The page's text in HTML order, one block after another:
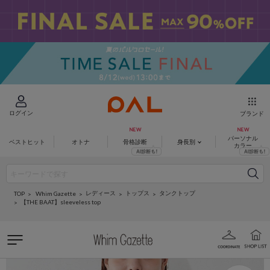
ログイン ブランド
ベストヒット オトナ 骨格診断 身長別
パーソナル
カラー
TOP Whim Gazette レディース トップス
タンクトップ
【THE BAAT】sleeveless top